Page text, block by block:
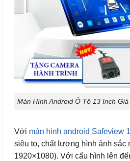
Màn Hình Android Ô Tô 13 Inch
Với màn hình android Safeview
siêu to, chất lượng hình ảnh sắc
1920×1080). Với cấu hình lên